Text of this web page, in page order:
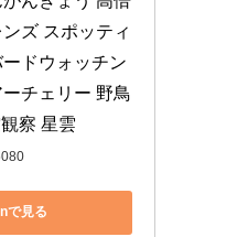
ズ スポッティ
ドウォッチン
チェリー 野鳥
察 星雲
で見る